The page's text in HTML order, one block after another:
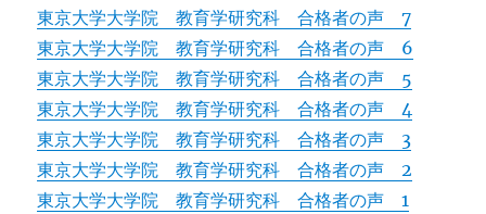
東京大学大学院 教育学研究科 合格者の声 7
東京大学大学院 教育学研究科 合格者の声 6
東京大学大学院 教育学研究科 合格者の声 5
東京大学大学院 教育学研究科 合格者の声 4
東京大学大学院 教育学研究科 合格者の声 3
東京大学大学院 教育学研究科 合格者の声 2
東京大学大学院 教育学研究科 合格者の声 1